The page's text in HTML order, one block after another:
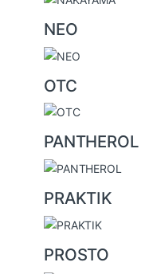
NEO
OTC
PANTHEROL
PRAKTIK
PROSTO